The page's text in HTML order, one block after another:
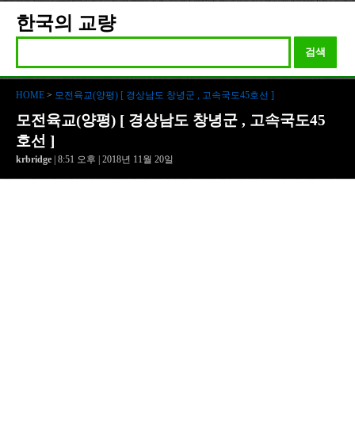
한국의 교량
검색
HOME > 모전육교(양평) [ 경상남도 창녕군 , 고속국도45호선 ]
모전육교(양평) [ 경상남도 창녕군 , 고속국도45
호선 ]
krbridge | 8:51 오후 | 2018년 11월 20일